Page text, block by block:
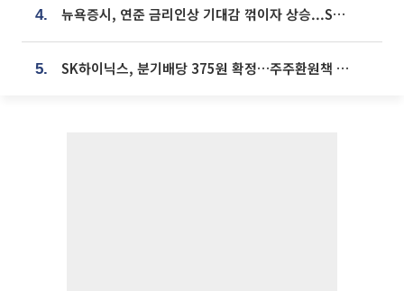
4. 뉴욕증시, 연준 금리인상 기대감 꺾이자 상승...S&P500 사상 최고치 [종합]
5. SK하이닉스, 분기배당 375원 확정…주주환원책 9월로 앞당겨 발표